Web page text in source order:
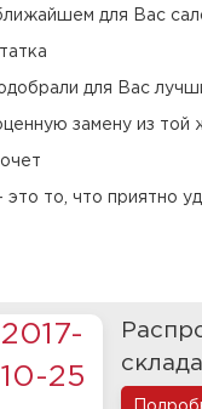
для Вас
для Вас
замену из той
то, что приятно
2017-
10-25
склада